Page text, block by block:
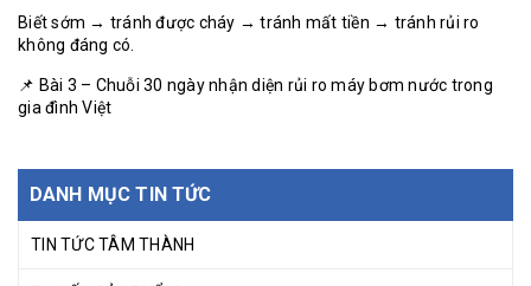
Biết sớm → tránh được cháy → tránh mất tiền → tránh rủi ro
không đáng có.
📌 Bài 3 – Chuỗi 30 ngày nhận diện rủi ro máy bơm nước trong
gia đình Việt
DANH MỤC TIN TỨC
TIN TỨC TÂM THÀNH